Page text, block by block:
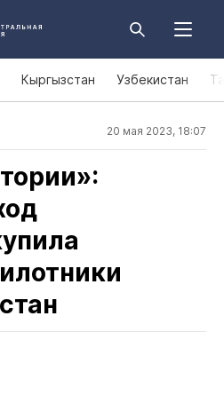
Кыргызстан Узбекистан
20 мая 2023, 18:07